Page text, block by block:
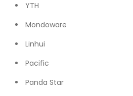
YTH
Mondoware
Linhui
Pacific
Panda Star